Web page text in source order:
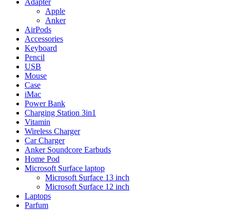
Adapter
Apple
Anker
AirPods
Accessories
Keyboard
Pencil
USB
Mouse
Case
iMac
Power Bank
Charging Station 3in1
Vitamin
Wireless Charger
Car Charger
Anker Soundcore Earbuds
Home Pod
Microsoft Surface laptop
Microsoft Surface 13 inch
Microsoft Surface 12 inch
Laptops
Parfum